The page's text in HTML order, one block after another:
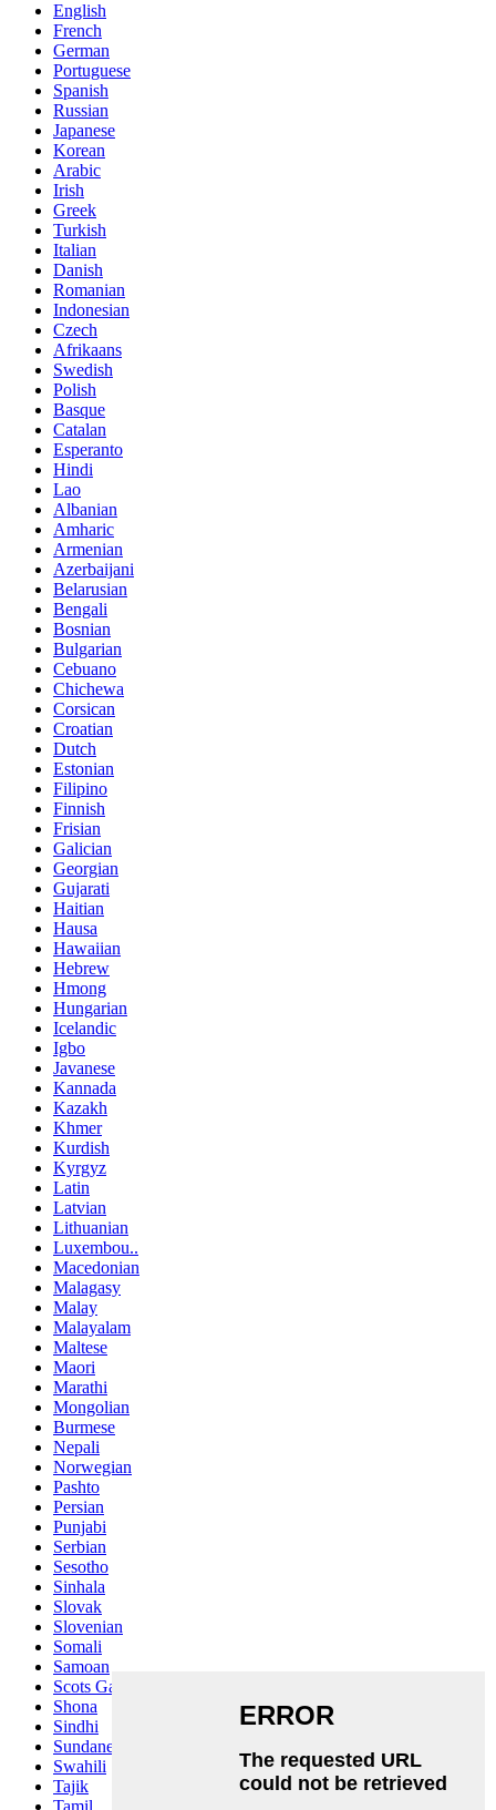
English
French
German
Portuguese
Spanish
Russian
Japanese
Korean
Arabic
Irish
Greek
Turkish
Italian
Danish
Romanian
Indonesian
Czech
Afrikaans
Swedish
Polish
Basque
Catalan
Esperanto
Hindi
Lao
Albanian
Amharic
Armenian
Azerbaijani
Belarusian
Bengali
Bosnian
Bulgarian
Cebuano
Chichewa
Corsican
Croatian
Dutch
Estonian
Filipino
Finnish
Frisian
Galician
Georgian
Gujarati
Haitian
Hausa
Hawaiian
Hebrew
Hmong
Hungarian
Icelandic
Igbo
Javanese
Kannada
Kazakh
Khmer
Kurdish
Kyrgyz
Latin
Latvian
Lithuanian
Luxembou..
Macedonian
Malagasy
Malay
Malayalam
Maltese
Maori
Marathi
Mongolian
Burmese
Nepali
Norwegian
Pashto
Persian
Punjabi
Serbian
Sesotho
Sinhala
Slovak
Slovenian
Somali
Samoan
Scots Gaelic
Shona
Sindhi
Sundanese
Swahili
Tajik